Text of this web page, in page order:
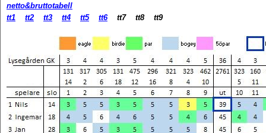
netto&bruttotabell
tt1
tt2 tt3 tt4 tt5 tt6tt7 tt8 tt9